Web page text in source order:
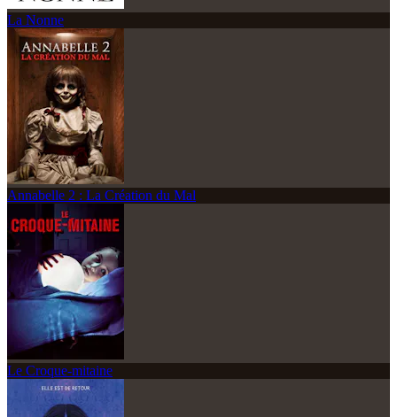
La Nonne
Annabelle 2 : La Création du Mal
Le Croque-mitaine